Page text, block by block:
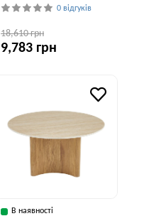
0 відгуків
18,610 грн
9,783 грн
В наявності